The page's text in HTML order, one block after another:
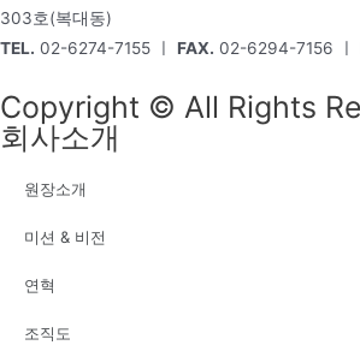
303호(복대동)
TEL. 02-6274-7155 ㅣ FAX. 02-6294-7156 ㅣ
Copyright © All Rights